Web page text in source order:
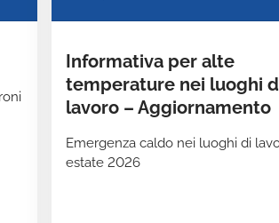
Informativa per alte
temperature nei luoghi
lavoro – Aggiornamento
Emergenza caldo nei luoghi di
estate 2026